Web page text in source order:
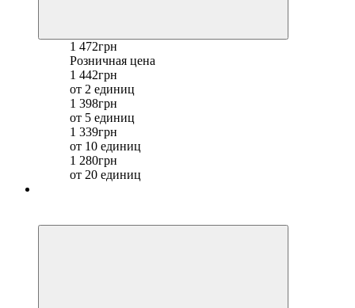
1 472грн
Розничная цена
1 442грн
от 2 единиц
1 398грн
от 5 единиц
1 339грн
от 10 единиц
1 280грн
от 20 единиц